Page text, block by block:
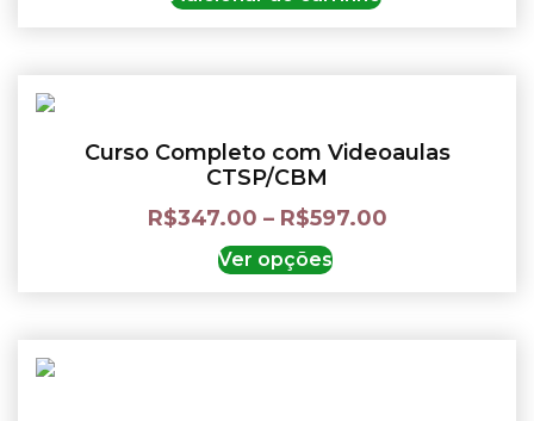
Curso Completo com Videoaulas
CTSP/CBM
R$347.00 – R$597.00
Ver opções